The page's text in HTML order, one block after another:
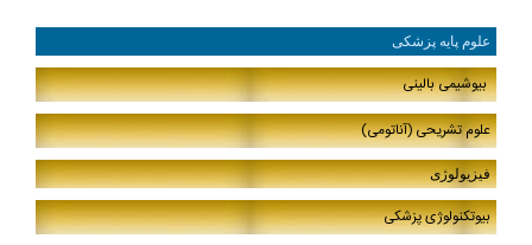
علوم پایه پزشکی
بیوشیمیبالینی
علوم تشریحی (آناتومی)
فیزیولوژی
بیوتکنولوژی پزشکی